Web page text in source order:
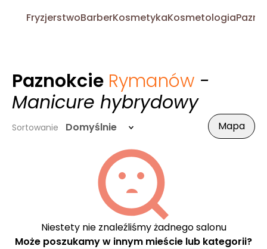
FryzjerstwoBarberKosmetykaKosmetologia
Paznokcie Rymanów -
Manicure hybrydowy
Sortowanie Domyślnie Mapa
Niestety nie znaleźliśmy żadnego salonu
Może poszukamy w innym mieście lub kategorii?